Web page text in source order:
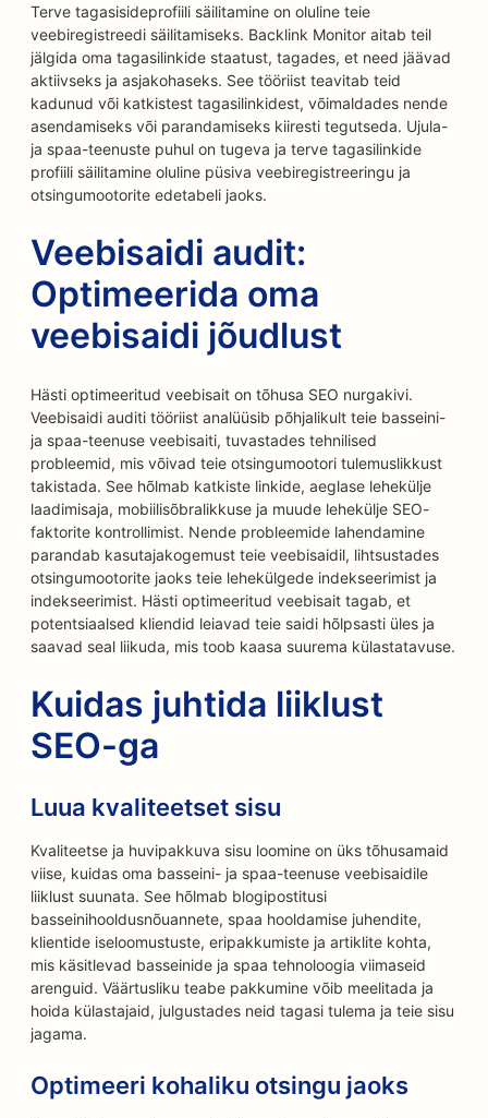
Terve tagasisideprofiili säilitamine on oluline teie
veebiregistreedi säilitamiseks. Backlink Monitor aitab teil
jälgida oma tagasilinkide staatust, tagades, et need jäävad
aktiivseks ja asjakohaseks. See tööriist teavitab teid
kadunud või katkistest tagasilinkidest, võimaldades nende
asendamiseks või parandamiseks kiiresti tegutseda. Ujula-
ja spaa-teenuste puhul on tugeva ja terve tagasilinkide
profiili säilitamine oluline püsiva veebiregistreeringu ja
otsingumootorite edetabeli jaoks.
Veebisaidi audit:
Optimeerida oma
veebisaidi jõudlust
Hästi optimeeritud veebisait on tõhusa SEO nurgakivi.
Veebisaidi auditi tööriist analüüsib põhjalikult teie basseini-
ja spaa-teenuse veebisaiti, tuvastades tehnilised
probleemid, mis võivad teie otsingumootori tulemuslikkust
takistada. See hõlmab katkiste linkide, aeglase lehekülje
laadimisaja, mobiilisõbralikkuse ja muude lehekülje SEO-
faktorite kontrollimist. Nende probleemide lahendamine
parandab kasutajakogemust teie veebisaidil, lihtsustades
otsingumootorite jaoks teie lehekülgede indekseerimist ja
indekseerimist. Hästi optimeeritud veebisait tagab, et
potentsiaalsed kliendid leiavad teie saidi hõlpsasti üles ja
saavad seal liikuda, mis toob kaasa suurema külastatavuse.
Kuidas juhtida liiklust
SEO-ga
Luua kvaliteetset sisu
Kvaliteetse ja huvipakkuva sisu loomine on üks tõhusamaid
viise, kuidas oma basseini- ja spaa-teenuse veebisaidile
liiklust suunata. See hõlmab blogipostitusi
basseinihooldusnõuannete, spaa hooldamise juhendite,
klientide iseloomustuste, eripakkumiste ja artiklite kohta,
mis käsitlevad basseinide ja spaa tehnoloogia viimaseid
arenguid. Väärtusliku teabe pakkumine võib meelitada ja
hoida külastajaid, julgustades neid tagasi tulema ja teie sisu
jagama.
Optimeeri kohaliku otsingu jaoks